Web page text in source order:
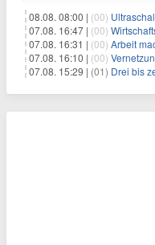
08.08. 08:00 | (00)
07.08. 16:47 | (00)
07.08. 16:31 | (00) Arbeit
07.08. 16:10 | (00) Vernetzung
07.08. 15:29 | (01) Drei bis zehn